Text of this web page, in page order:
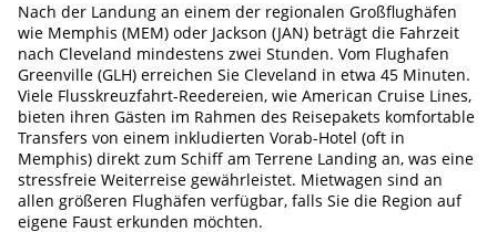
Nach der Landung an einem der regionalen Großflughäfen
wie Memphis (MEM) oder Jackson (JAN) beträgt die Fahrzeit
nach Cleveland mindestens zwei Stunden. Vom Flughafen
Greenville (GLH) erreichen Sie Cleveland in etwa 45 Minuten.
Viele Flusskreuzfahrt-Reedereien, wie American Cruise Lines,
bieten ihren Gästen im Rahmen des Reisepakets komfortable
Transfers von einem inkludierten Vorab-Hotel (oft in
Memphis) direkt zum Schiff am Terrene Landing an, was eine
stressfreie Weiterreise gewährleistet. Mietwagen sind an
allen größeren Flughäfen verfügbar, falls Sie die Region auf
eigene Faust erkunden möchten.